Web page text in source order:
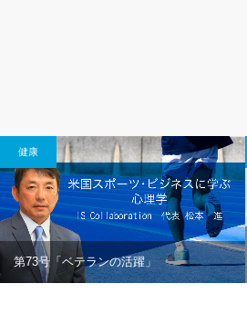
健康
第73号「ベテランの活躍」